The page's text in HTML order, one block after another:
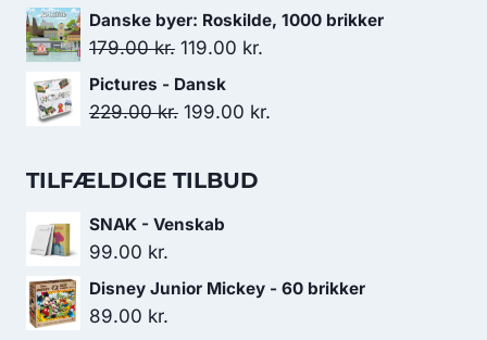
179.00 kr.. 119.00 kr..
oprindelige
pris
179.00 kr..
aktuelle
Danske byer: Roskilde, 1000 brikker
179.00kr. Den
oprindelige
pris
119.00 kr.
pris
Pictures - Dansk
229.00kr. Den
pris
229.00 kr..
199.00 kr.
TILFÆLDIGE TILBUD
SNAK - Venskab
99.00 kr.
Disney Junior Mickey - 60 brikker
89.00 kr.